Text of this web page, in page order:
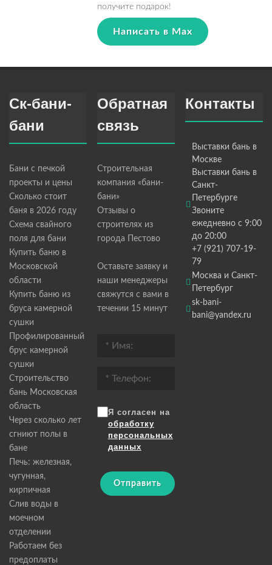
получите подарок!
Написать в Max
Ск-бани-
бани
Бани с печкой
проекты и цены
Сколько стоит
баня в 2026 году
Схема свайного
поля для бани
Купить баню в
Московской
области
Купить баню из
бруса камерной
сушки
Профилированный
брус камерной
сушки
Строительство
бань Московская
область
Через сколько лет
сгниют полы в
бане
Печь: железная,
чугунная,
кирпичная
Слив воды в
моечном
отделении
Работаем без
предоплаты
Обратная
связь
Строительная
компания «бани-
бани»
Отзывы о
строителях из
города Пестово
Оставьте заявку и
наши менеджеры
свяжутся с вами в
течении 15 минут
Я согласен на
обработку
персональных
данных
Отправить
Контакты
Выставки бань в
Москве
Выставки бань в
Санкт-
Петербурге
Звоните
ежедневно с 9:00
до 20:00
+7 (921) 707-19-
79
Москва и Санкт-
Петербург
sk-bani-
bani@yandex.ru